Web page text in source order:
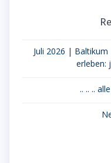
Juli 2026 |
erleben:
.. .. ..